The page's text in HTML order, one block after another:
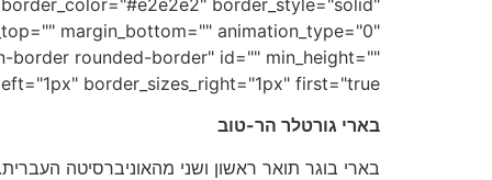
border_style="solid"
margin_bottom="" animation_type="0"
border rounded-border" id="" min_height=""
border_sizes_right="1px" first="true"][fusion_text]
בארי גורטלר הר-טוב
בארי בוגר תואר ראשון ושני מהאוניברסיטה